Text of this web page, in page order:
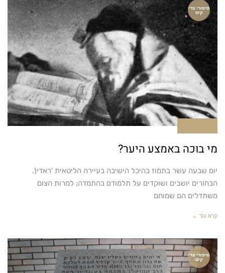
סיפורי צדי
קים
מי בוכה באמצע היער?
יום שבעה עשר בתמוז בהיכל הישיבה בעיירה הליטאית 'ראדין'.
הבחורים יושבים ושוקדים על תלמודם בהתמדה; למרות הצום
משתדלים הם שמוחם
קרא עוד ←
סיפורי צדי
קים